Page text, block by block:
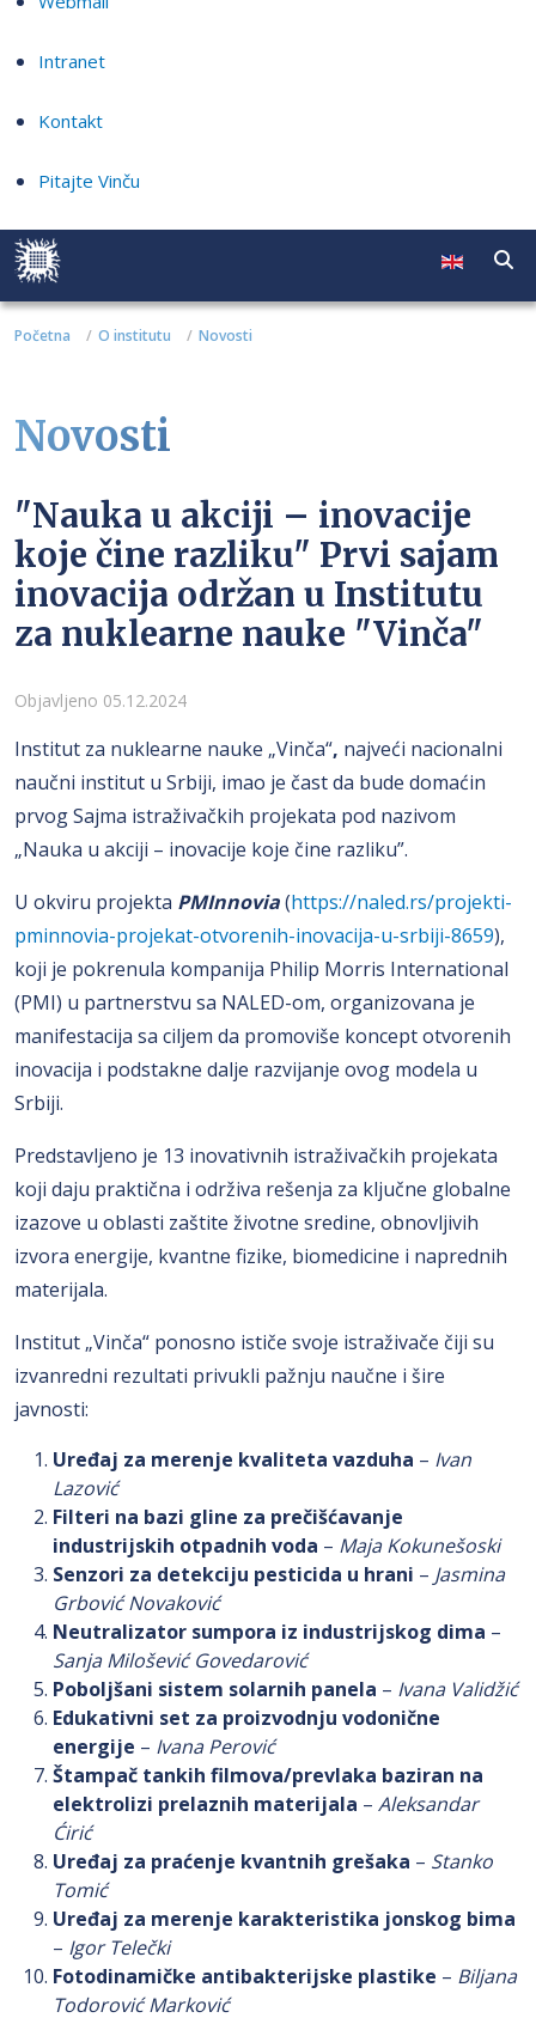
Intranet
Kontakt
Pitajte Vinču
Početna O institutu Novosti
Novosti
"Nauka u akciji – inovacije
koje čine razliku" Prvi sajam
inovacija održan u Institutu
za nuklearne nauke "Vinča"
Detalji
Objavljeno 05.12.2024
Institut za nuklearne nauke „Vinča“, najveći nacionalni
naučni institut u Srbiji, imao je čast da bude domaćin
prvog Sajma istraživačkih projekata pod nazivom
„Nauka u akciji – inovacije koje čine razliku”.
U okviru projekta PMInnovia(https://naled.rs/projekti-
pminnovia-projekat-otvorenih-inovacija-u-srbiji-8659),
koji je pokrenula kompanija Philip Morris International
(PMI) u partnerstvu sa NALED-om, organizovana je
manifestacija sa ciljem da promoviše koncept otvorenih
inovacija i podstakne dalje razvijanje ovog modela u
Srbiji.
Predstavljeno je 13 inovativnih istraživačkih projekata
koji daju praktična i održiva rešenja za ključne globalne
izazove u oblasti zaštite životne sredine, obnovljivih
izvora energije, kvantne fizike, biomedicine i naprednih
materijala.
Institut „Vinča“ ponosno ističe svoje istraživače čiji su
izvanredni rezultati privukli pažnju naučne i šire
javnosti:
Uređaj za merenje kvaliteta vazduha – Ivan
Lazović
Filteri na bazi gline za prečišćavanje
industrijskih otpadnih voda – Maja Kokunešoski
Senzori za detekciju pesticida u hrani – Jasmina
Grbović Novaković
Neutralizator sumpora iz industrijskog dima –
Sanja Milošević Govedarović
Poboljšani sistem solarnih panela – Ivana Validžić
Edukativni set za proizvodnju vodonične
energije – Ivana Perović
Štampač tankih filmova/prevlaka baziran na
elektrolizi prelaznih materijala – Aleksandar
Ćirić
Uređaj za praćenje kvantnih grešaka – Stanko
Tomić
Uređaj za merenje karakteristika jonskog bima
– Igor Telečki
Fotodinamičke antibakterijske plastike – Biljana
Todorović Marković